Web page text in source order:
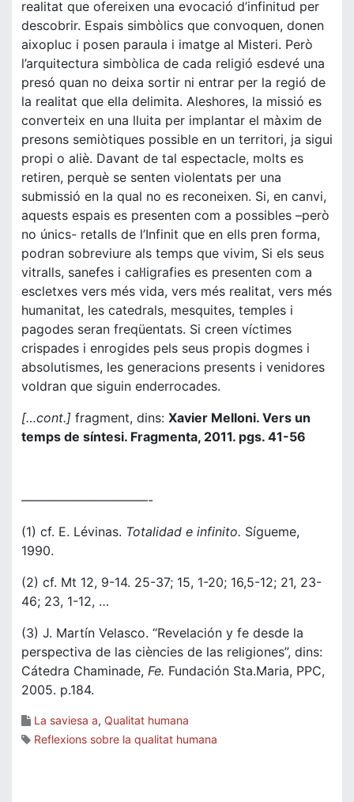
realitat que ofereixen una evocació d’infinitud per
descobrir. Espais simbòlics que convoquen, donen
aixopluc i posen paraula i imatge al Misteri. Però
l’arquitectura simbòlica de cada religió esdevé una
presó quan no deixa sortir ni entrar per la regió de
la realitat que ella delimita. Aleshores, la missió es
converteix en una lluita per implantar el màxim de
presons semiòtiques possible en un territori, ja sigui
propi o aliè. Davant de tal espectacle, molts es
retiren, perquè se senten violentats per una
submissió en la qual no es reconeixen. Si, en canvi,
aquests espais es presenten com a possibles –però
no únics- retalls de l’Infinit que en ells pren forma,
podran sobreviure als temps que vivim, Si els seus
vitralls, sanefes i cal·ligrafies es presenten com a
escletxes vers més vida, vers més realitat, vers més
humanitat, les catedrals, mesquites, temples i
pagodes seran freqüentats. Si creen víctimes
crispades i enrogides pels seus propis dogmes i
absolutismes, les generacions presents i venidores
voldran que siguin enderrocades.
[…cont.] fragment, dins: Xavier Melloni. Vers un
temps de síntesi. Fragmenta, 2011. pgs. 41-56
——————————-
(1) cf. E. Lévinas. Totalidad e infinito. Sígueme,
1990.
(2) cf. Mt 12, 9-14. 25-37; 15, 1-20; 16,5-12; 21, 23-
46; 23, 1-12, …
(3) J. Martín Velasco. “Revelación y fe desde la
perspectiva de las ciències de las religiones”, dins:
Cátedra Chaminade, Fe. Fundación Sta.Maria, PPC,
2005. p.184.
La saviesa a, Qualitat humana
Reflexions sobre la qualitat humana